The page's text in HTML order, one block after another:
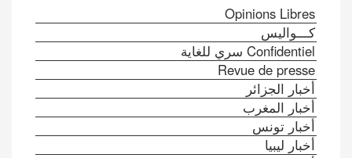
Opinions Libres
كـــواليس
Confidentiel سري للغاية
Revue de presse
أخبار الجزائر
أخبار المغرب
أخبار تونس
أخبار ليبيا